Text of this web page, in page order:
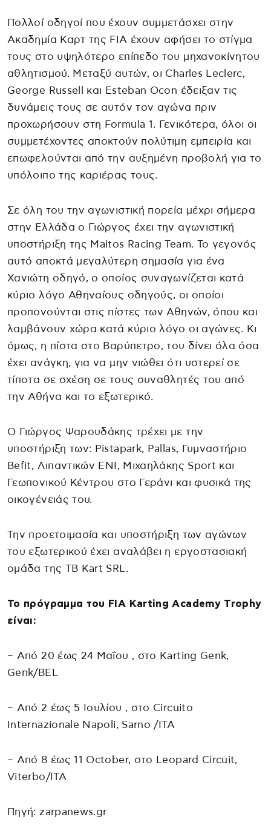
Πολλοί οδηγοί που έχουν συμμετάσχει στην
Ακαδημία Καρτ της FIA έχουν αφήσει το στίγμα
τους στο υψηλότερο επίπεδο του μηχανοκίνητου
αθλητισμού. Μεταξύ αυτών, οι Charles Leclerc,
George Russell και Esteban Ocon έδειξαν τις
δυνάμεις τους σε αυτόν τον αγώνα πριν
προχωρήσουν στη Formula 1. Γενικότερα, όλοι οι
συμμετέχοντες αποκτούν πολύτιμη εμπειρία και
επωφελούνται από την αυξημένη προβολή για το
υπόλοιπο της καριέρας τους.
Σε όλη του την αγωνιστική πορεία μέχρι σήμερα
στην Ελλάδα ο Γιώργος έχει την αγωνιστική
υποστήριξη της Maitos Racing Team. Το γεγονός
αυτό αποκτά μεγαλύτερη σημασία για ένα
Χανιώτη οδηγό, ο οποίος συναγωνίζεται κατά
κύριο λόγο Αθηναίους οδηγούς, οι οποίοι
προπονούνται στις πίστες των Αθηνών, όπου και
λαμβάνουν χώρα κατά κύριο λόγο οι αγώνες. Κι
όμως, η πίστα στο Βαρύπετρο, του δίνει όλα όσα
έχει ανάγκη, για να μην νιώθει ότι υστερεί σε
τίποτα σε σχέση σε τους συναθλητές του από
την Αθήνα και το εξωτερικό.
Ο Γιώργος Ψαρουδάκης τρέχει με την
υποστήριξη των: Pistapark, Pallas, Γυμναστήριο
Befit, Λιπαντικών ENI, Μιχαηλάκης Sport και
Γεωπονικού Κέντρου στο Γεράνι και φυσικά της
οικογένειάς του.
Την προετοιμασία και υποστήριξη των αγώνων
του εξωτερικού έχει αναλάβει η εργοστασιακή
ομάδα της TB Kart SRL.
Το πρόγραμμα του FIA Karting Academy Trophy
είναι:
– Από 20 έως 24 Μαΐου , στο Karting Genk,
Genk/BEL
– Από 2 έως 5 Ιουλίου , στο Circuito
Internazionale Napoli, Sarno /ITA
– Από 8 έως 11 October, στο Leopard Circuit,
Viterbo/ITA
Πηγή: zarpanews.gr